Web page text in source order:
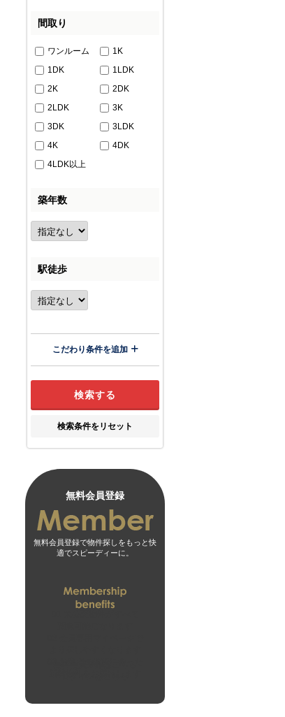
間取り
ワンルーム
1K
1DK
1LDK
2K
2DK
2LDK
3K
3DK
3LDK
4K
4DK
4LDK以上
築年数
駅徒歩
こだわり条件を追加
検索条件をリセット
無料会員登録
無料会員登録で物件探しをもっと快
適でスピーディーに。